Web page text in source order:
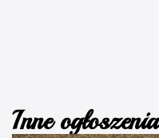
Inne ogłoszenia